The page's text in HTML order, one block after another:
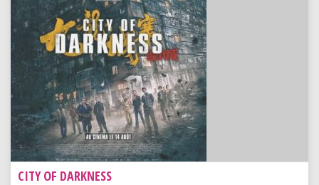
CITY OF DARKNESS